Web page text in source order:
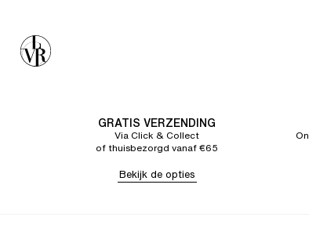
GRATIS VERZENDING
Via Click & Collect
of thuisbezorgd vanaf €65
Bekijk de opties